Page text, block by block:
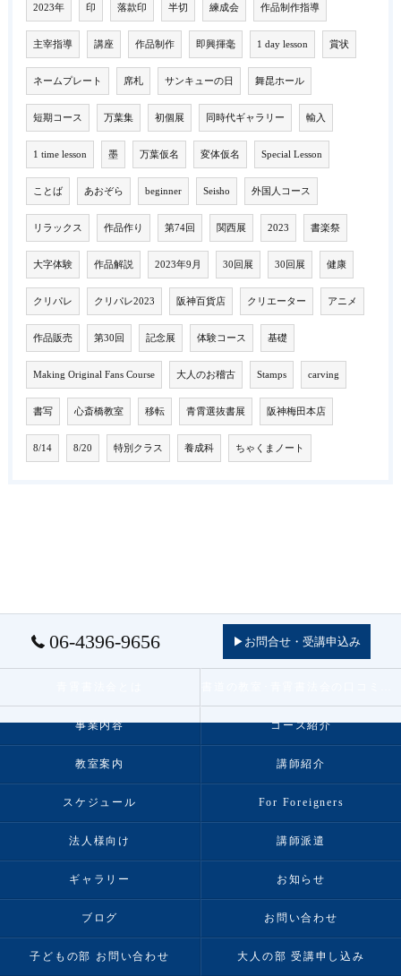
2023年 印 落款印 半切 練成会 作品制作指導
主宰指導 講座 作品制作 即興揮毫 1 day lesson 賞状
ネームプレート 席札 サンキューの日 舞昆ホール
短期コース 万葉集 初個展 同時代ギャラリー 輸入
1 time lesson 墨 万葉仮名 変体仮名 Special Lesson
ことば あおぞら beginner Seisho 外国人コース
リラックス 作品作り 第74回 関西展 2023 書楽祭
大字体験 作品解説 2023年9月 30回展 30回展 健康
クリパレ クリパレ2023 阪神百貨店 クリエーター アニメ
作品販売 第30回 記念展 体験コース 基礎
Making Original Fans Course 大人のお稽古 Stamps carving
書写 心斎橋教室 移転 青霄選抜書展 阪神梅田本店
8/14 8/20 特別クラス 養成科 ちゃくまノート
06-4396-9656 ▶お問合せ・受講申込み
事業内容 コース紹介
教室案内 講師紹介
スケジュール For Foreigners
法人様向け 講師派遣
ギャラリー お知らせ
ブログ お問い合わせ
子どもの部 お問い合わせ 大人の部 受講申し込み